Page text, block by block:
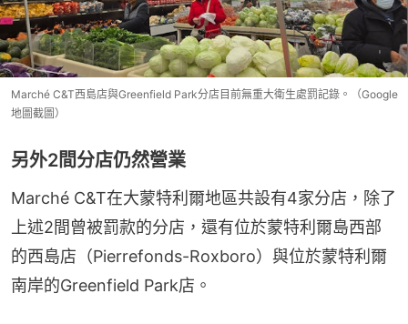
Marché C&T西島店與Greenfield Park分店目前無重大衛生處罰記錄。（Google
地圖截圖）
另外2間分店仍然營業
Marché C&T在大蒙特利爾地區共設有4家分店，除了
上述2間曾被罰款的分店，還有位於蒙特利爾島西部
的西島店（Pierrefonds-Roxboro）與位於蒙特利爾
南岸的Greenfield Park店。